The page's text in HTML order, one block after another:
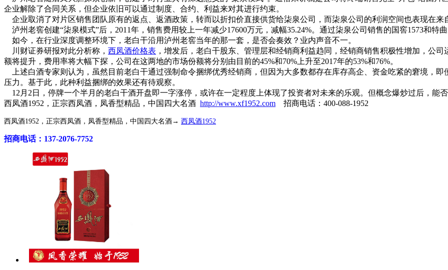
企业解除了合同关系，但企业依旧可以通过制度、合约、利益来对其进行约束。
企业取消了对片区销售团队原有的返点、返酒政策，转而以折扣价直接供货给柒泉公司，而柒泉公司的利润空间也表现在
泸州老窖创建“柒泉模式”后，2011年，销售费用较上一年减少17600万元，减幅35.24%。通过柒泉公司销售的国窖1573和特
如今，在行业深度调整环境下，老白干沿用泸州老窖当年的那一套，是否会奏效？业内声音不一。
川财证券研报对此分析称， 西凤酒价格表 ，增发后，老白干股东、管理层和经销商利益趋同，经销商销售积极性增加，公
额将提升，费用率将大幅下探，公司在这两地的市场份额将分别由目前的45%和70%上升至2017年的53%和76%。
上述白酒专家则认为，虽然目前老白干通过强制命令捆绑优秀经销商，但因为大多数都存在库存高企、资金吃紧的窘境，
压力。基于此，此种利益捆绑的效果还有待观察。
12月2日，停牌一个半月的老白干酒开盘即一字涨停，或许在一定程度上体现了投资者对未来的乐观。但概念爆炒过后，能
西凤酒1952，正宗西凤酒，凤香型精品，中国四大名酒 http://www.xf1952.com 招商电话：400-088-1952
西凤酒1952，正宗西凤酒，凤香型精品，中国四大名酒→ 西凤酒1952
招商电话：137-2076-7752